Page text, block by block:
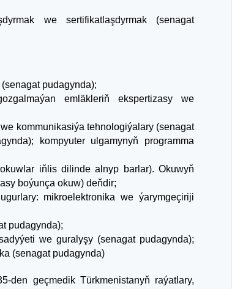
we sertifikatlaşdyrmak (senagat
pudagynda);
emläkleriň ekspertizasy we
kommunikasiýa tehnologiýalary (senagat
kompyuter ulgamynyň programma
iňlis dilinde alnyp barlar). Okuwyň
boýunça okuw) deňdir;
mikroelektronika we ýarymgeçiriji
pudagynda);
we guralyşy (senagat pudagynda);
(senagat pudagynda)
den geçmedik Türkmenistanyň raýatlary,